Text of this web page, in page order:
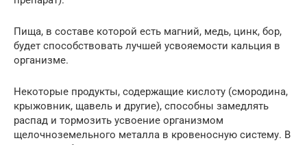
Пища, в составе которой есть магний, медь, цинк, бор,
будет способствовать лучшей усвояемости кальция в
организме.
Некоторые продукты, содержащие кислоту (смородина,
крыжовник, щавель и другие), способны замедлять
распад и тормозить усвоение организмом
щелочноземельного металла в кровеносную систему. В